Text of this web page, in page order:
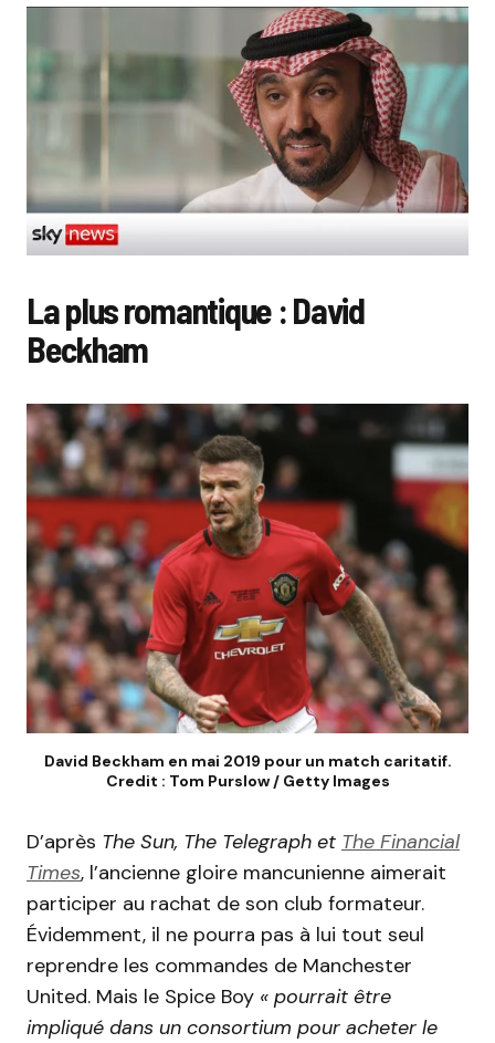
La plus romantique :David
Beckham
David Beckham en mai 2019 pour un match caritatif.
Credit : Tom Purslow / Getty Images
D’après The Sun, The Telegraph et The Financial
Times, l’ancienne gloire mancunienne aimerait
participer au rachat de son club formateur.
Évidemment, il ne pourra pas à lui tout seul
reprendre les commandes de Manchester
United. Mais le Spice Boy « pourrait être
impliqué dans un consortium pour acheter le